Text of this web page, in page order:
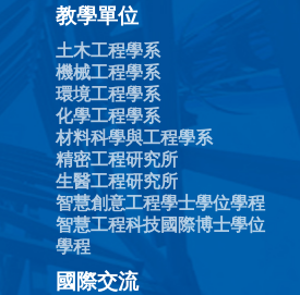
教學單位
土木工程學系
機械工程學系
環境工程學系
化學工程學系
材料科學與工程學系
精密工程研究所
生醫工程研究所
智慧創意工程學士學位學程
智慧工程科技國際博士學位
學程
國際交流